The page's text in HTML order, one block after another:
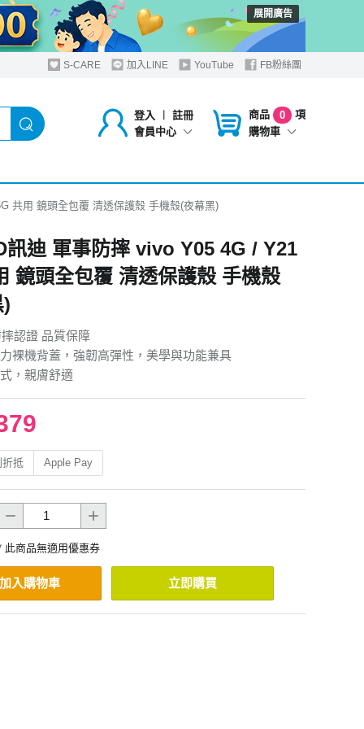
展開廣告
S-CARE 加入LINE YouTube FB粉絲團
登入 ︱
註冊
會員中心
商品 0
項
購物車
共用 鏡頭全包覆 清透保護殼 手機殼(夜幕黑)
訊迪 軍事防摔 vivo Y05 4G / Y21
鏡頭全包覆 清透保護殼 手機殼
認證 品質保障
裸機背蓋，強韌高彈性，美學與功能兼具
，親膚舒適
抵 Apple Pay
此商品無適用優惠券
加入購物車 立即購買